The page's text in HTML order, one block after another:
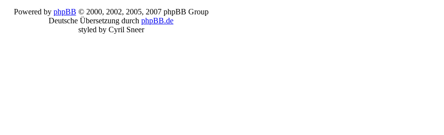
Powered by phpBB © 2000, 2002, 2005, 2007 phpBB Group
Deutsche Übersetzung durch phpBB.de
styled by Cyril Sneer